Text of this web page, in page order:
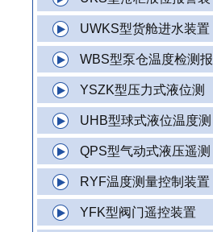
UWKS型货舱进水装置
WBS型泵仓温度检测报
YSZK型压力式液位测
UHB型球式液位温度测
QPS型气动式液压遥测
RYF温度测量控制装置
YFK型阀门遥控装置